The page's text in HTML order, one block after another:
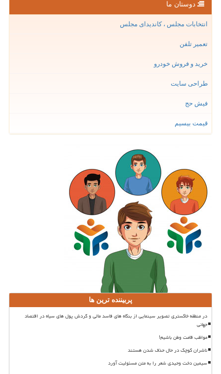
دوستان ما
انتخابات مجلس ، کاندیدای مجلس
تعمیر تلفن
خرید و فروش خودرو
طراحی سایت
فیش حج
قیمت بیسیم
پربیننده ترین ها
در منطقه خاکستری تصویر سینمایی از بنگاه های فاسد مالی و گردش پول های سیاه در اقتصاد
جهانی
مواظب قامت وطن باشیم!
ناشران کوچک در حال حذف شدن هستند
سیمین دخت وحیدی شعر را به متن مسئولیت آورد